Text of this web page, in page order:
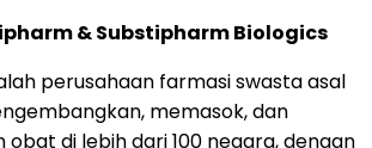
& Substipharm Biologics
perusahaan farmasi swasta asal
memasok, dan
obat di lebih dari 100 negara, dengan